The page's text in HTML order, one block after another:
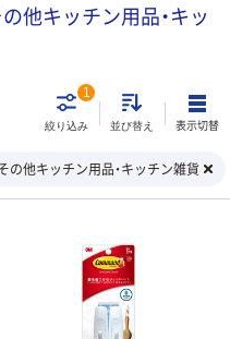
他キッチン用品・キッ
絞り込み
1
並び替え 表示切替
の他キッチン用品・キッチン雑貨